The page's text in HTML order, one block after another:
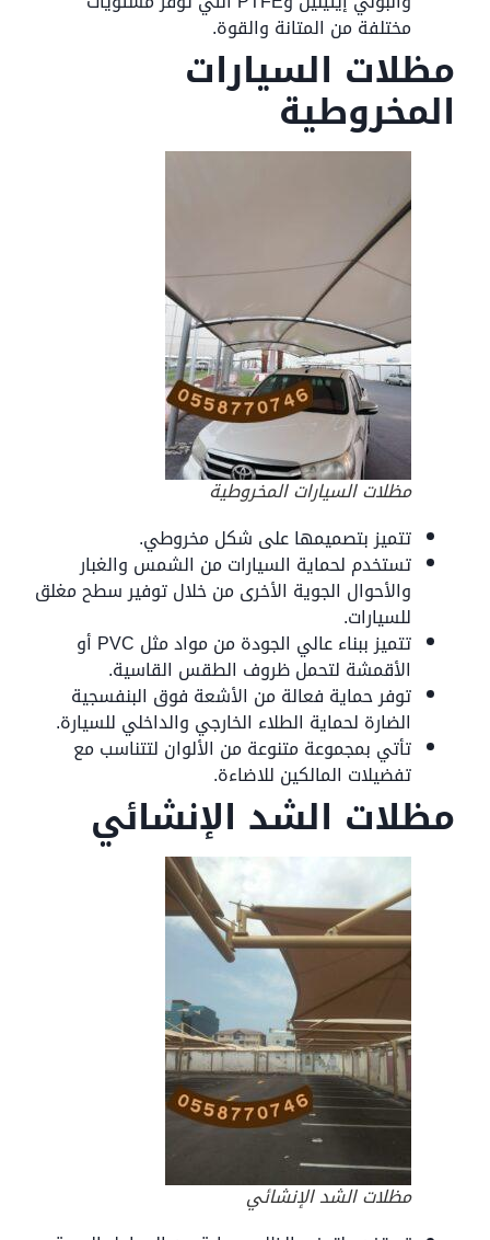
مختلفة من المتانة والقوة.
مظلات السيارات
المخروطية
مظلات السيارات المخروطية
تتميز بتصميمها على شكل مخروطي.
تستخدم لحماية السيارات من الشمس والغبار
والأحوال الجوية الأخرى من خلال توفير سطح مغلق
للسيارات.
تتميز ببناء عالي الجودة من مواد مثل PVC أو
الأقمشة لتحمل ظروف الطقس القاسية.
توفر حماية فعالة من الأشعة فوق البنفسجية
الضارة لحماية الطلاء الخارجي والداخلي للسيارة.
تأتي بمجموعة متنوعة من الألوان لتتناسب مع
تفضيلات المالكين للاضاءة.
مظلات الشد الإنشائي
مظلات الشد الإنشائي